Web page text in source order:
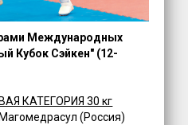
Международных
Кубок Сэйкен" (12-
КАТЕГОРИЯ 30 кг
(Россия)